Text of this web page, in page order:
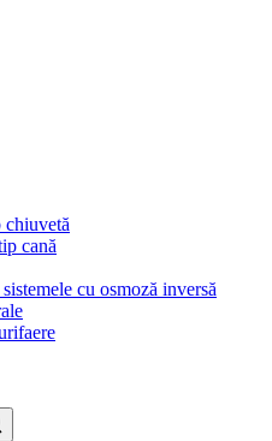
chiuvetă
cană
cu osmoză inversă